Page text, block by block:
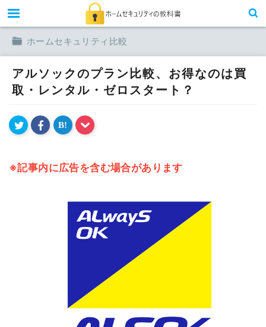
toggle
ホームセキュリティ比較
アルソックのプラン比較、お得なのは買
取・レンタル・ゼロスタート？
B!
※記事内に広告を含む場合があります